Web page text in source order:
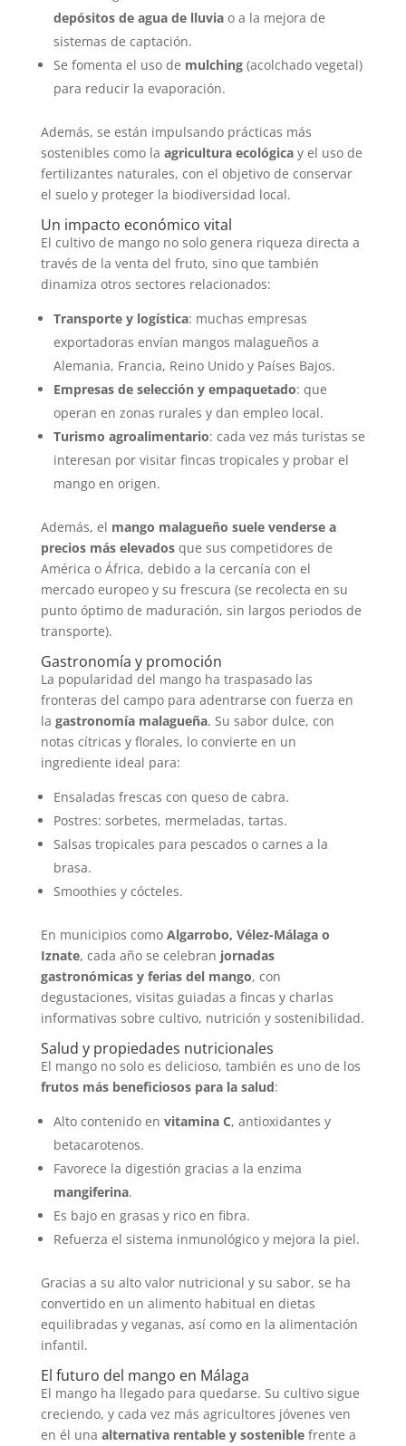
depósitos de agua de lluviao a la mejora de
sistemas de captación.
Se fomenta el uso de mulching(acolchado vegetal)
para reducir la evaporación.
Además, se están impulsando prácticas más
sostenibles como la agricultura ecológicay el uso de
fertilizantes naturales, con el objetivo de conservar
el suelo y proteger la biodiversidad local.
Un impacto económico vital
El cultivo de mango no solo genera riqueza directa a
través de la venta del fruto, sino que también
dinamiza otros sectores relacionados:
Transporte y logística: muchas empresas
exportadoras envían mangos malagueños a
Alemania, Francia, Reino Unido y Países Bajos.
Empresas de selección y empaquetado: que
operan en zonas rurales y dan empleo local.
Turismo agroalimentario: cada vez más turistas se
interesan por visitar fincas tropicales y probar el
mango en origen.
Además, el mango malagueño suele venderse a
precios más elevadosque sus competidores de
América o África, debido a la cercanía con el
mercado europeo y su frescura (se recolecta en su
punto óptimo de maduración, sin largos periodos de
transporte).
Gastronomía y promoción
La popularidad del mango ha traspasado las
fronteras del campo para adentrarse con fuerza en
la gastronomía malagueña. Su sabor dulce, con
notas cítricas y florales, lo convierte en un
ingrediente ideal para:
Ensaladas frescas con queso de cabra.
Postres: sorbetes, mermeladas, tartas.
Salsas tropicales para pescados o carnes a la
brasa.
Smoothies y cócteles.
En municipios como Algarrobo, Vélez-Málaga o
Iznate, cada año se celebran jornadas
gastronómicas y ferias del mango, con
degustaciones, visitas guiadas a fincas y charlas
informativas sobre cultivo, nutrición y sostenibilidad.
Salud y propiedades nutricionales
El mango no solo es delicioso, también es uno de los
frutos más beneficiosos para la salud:
Alto contenido en vitamina C, antioxidantes y
betacarotenos.
Favorece la digestión gracias a la enzima
mangiferina.
Es bajo en grasas y rico en fibra.
Refuerza el sistema inmunológico y mejora la piel.
Gracias a su alto valor nutricional y su sabor, se ha
convertido en un alimento habitual en dietas
equilibradas y veganas, así como en la alimentación
infantil.
El futuro del mango en Málaga
El mango ha llegado para quedarse. Su cultivo sigue
creciendo, y cada vez más agricultores jóvenes ven
en él una alternativa rentable y sosteniblefrente a